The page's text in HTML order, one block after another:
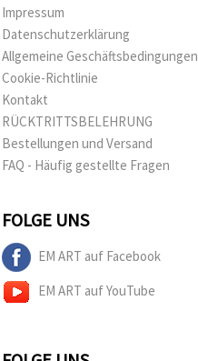
Impressum
Datenschutzerklärung
Allgemeine Geschäftsbedingungen
Cookie-Richtlinie
Kontakt
RÜCKTRITTSBELEHRUNG
Bestellungen und Versand
FAQ - Häufig gestellte Fragen
FOLGE UNS
EM ART auf Facebook
EM ART auf YouTube